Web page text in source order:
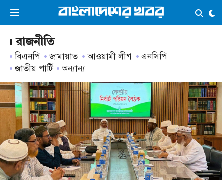
ভিডিও ই-পেপার লগইন ×
সব বিভাগ
আর্কাইভ
কনভার্টার
রাজনীতি
বিএনপি জামায়াত আওয়ামী লীগ
এনসিপি
জাতীয় পার্টি
অন্যান্য